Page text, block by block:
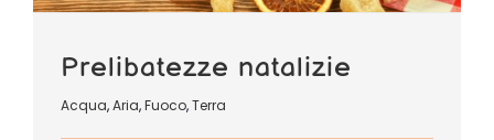
Prelibatezze natalizie
Acqua,Aria,Fuoco,Terra